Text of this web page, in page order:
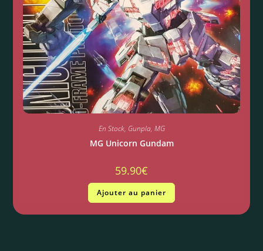
En Stock, Gunpla, MG
MG Unicorn Gundam
59.90€
Ajouter au panier